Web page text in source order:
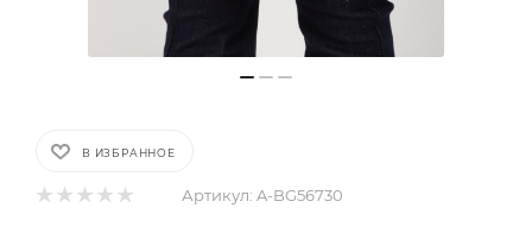
В ИЗБРАННОЕ
Артикул: A-BG56730